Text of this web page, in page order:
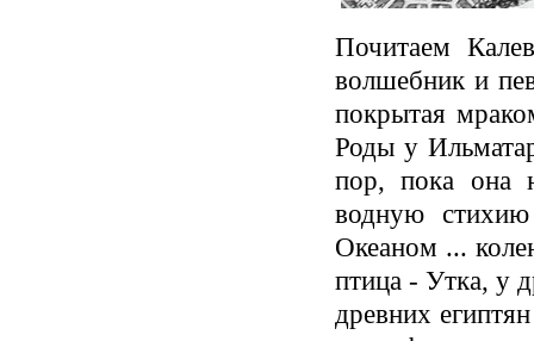
Почитаем
волшебник и
покрытая
Роды у
пор, пока она
водную
Океаном ...
птица - Утка, у
древних